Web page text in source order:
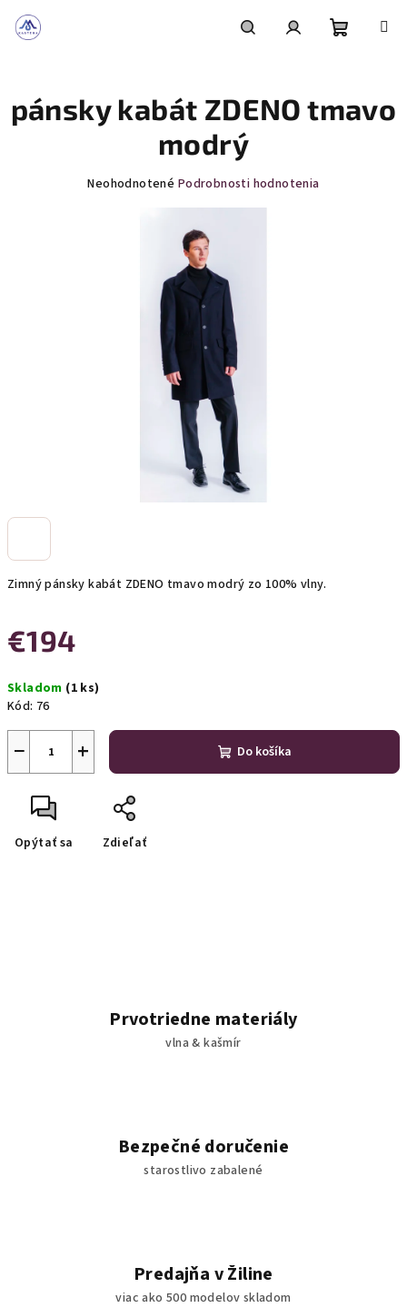
obsah
košík
Zimný pánsky kabát ZDENO tmavo modrý zo 100% vlny.
€194
cena:
Skladom (1 ks)
Kód: 76
+
− Do košíka
Opýtať sa Zdieľať
pánsky kabát ZDENO tmavo
modrý
Priemerné
Neohodnotené Podrobnosti hodnotenia
Prvotriedne materiály
vlna & kašmír
Bezpečné doručenie
starostlivo zabalené
Predajňa v Žiline
viac ako 500 modelov skladom